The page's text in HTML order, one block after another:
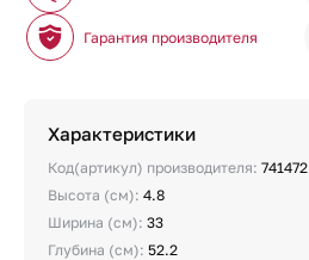
Гарантия производителя
Характеристики
Код(артикул) производителя: 741472
Высота (см): 4.8
Ширина (см): 33
Глубина (см): 52.2